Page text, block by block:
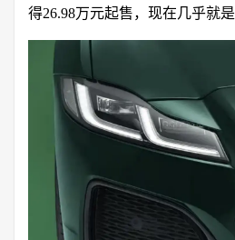
得26.98万元起售，现在几乎就